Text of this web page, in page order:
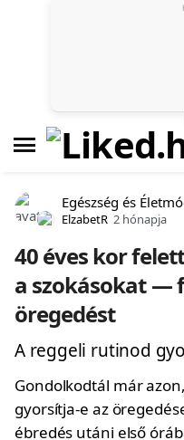
Egészség és
ElzabetR 2 hónapja
40 éves kor
a szokásokat —
öregedést
A reggeli rutinod
Gondolkodtál már
gyorsítja-e az
ébredés utáni első